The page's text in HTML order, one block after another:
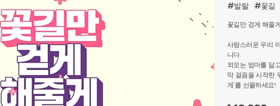
#발랄 #꽃길
꽃길만 걷게 해줄
사랑스러운 우리
니다.
외모는 엄마를 닮
막 걸음을 시작한
게'를 선물하세요!